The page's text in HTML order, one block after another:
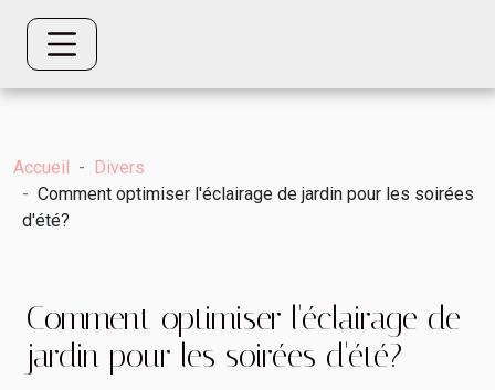
Accueil
Divers
Comment optimiser l'éclairage de jardin pour les soirées
d'été?
Comment optimiser l'éclairage de
jardin pour les soirées d'été?